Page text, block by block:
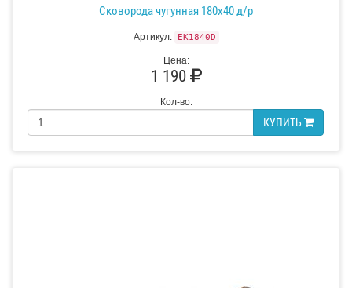
Сковорода чугунная 180х40 д/р
Артикул: EK1840D
Цена:
1 190
Кол-во:
КУПИТЬ